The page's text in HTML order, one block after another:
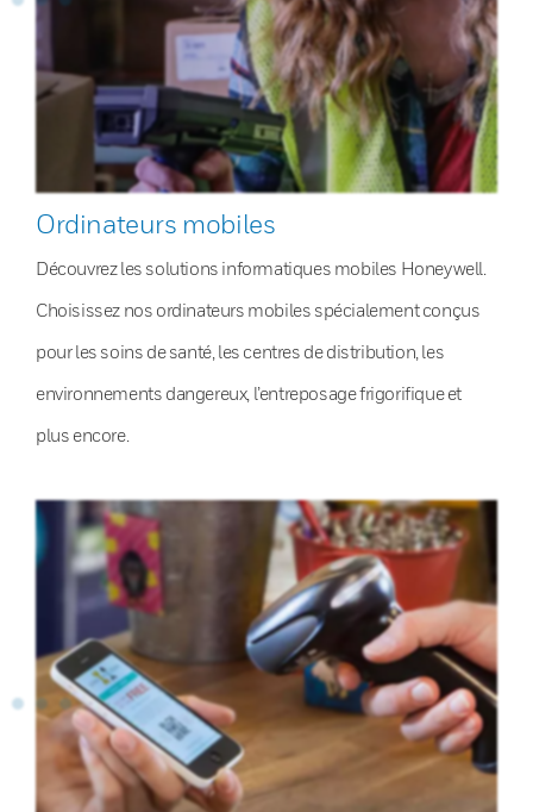
Ordinateurs mobiles
Découvrez les solutions informatiques mobiles Honeywell.
Choisissez nos ordinateurs mobiles spécialement conçus
pour les soins de santé, les centres de distribution, les
environnements dangereux, l’entreposage frigorifique et
plus encore.